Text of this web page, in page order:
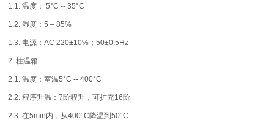
1.1. 温度： 5°C -- 35°C
1.2. 湿度：5 – 85%
1.3. 电源：AC 220±10%；50±0.5Hz
2. 柱温箱
2.1. 温度：室温5°C -- 400°C
2.2. 程序升温：7阶程升，可扩充16阶
2.3. 在5min内，从400°C降温到50°C